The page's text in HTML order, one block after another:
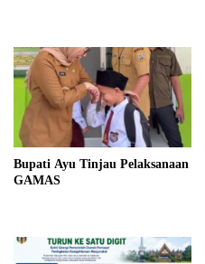
Bupati Ayu Tinjau Pelaksanaan
GAMAS